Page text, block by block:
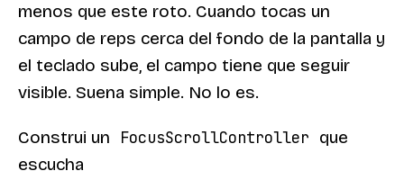
menos que este roto. Cuando tocas un
campo de reps cerca del fondo de la pantalla y
el teclado sube, el campo tiene que seguir
visible. Suena simple. No lo es.
Construi un FocusScrollController que
escucha